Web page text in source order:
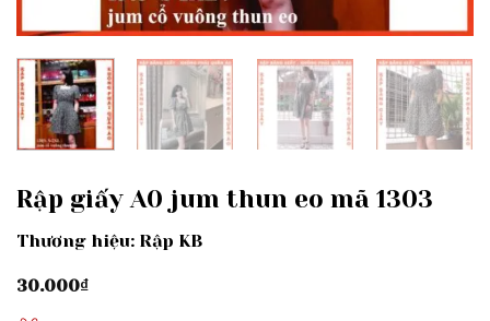
Rập giấy A0 jum thun eo mã 1303
Thương hiệu: Rập KB
30.000₫